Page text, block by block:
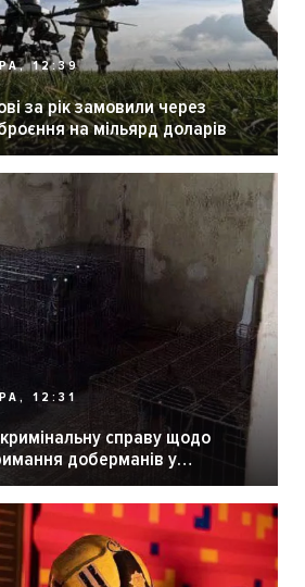
12:39
за рік замовили через
на мільярд доларів
12:31
справу щодо
доберманів у